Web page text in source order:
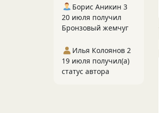
Борис Аникин 3
20 июля получил
Бронзовый жемчуг
Илья Колоянов 2
19 июля получил(а)
статус автора